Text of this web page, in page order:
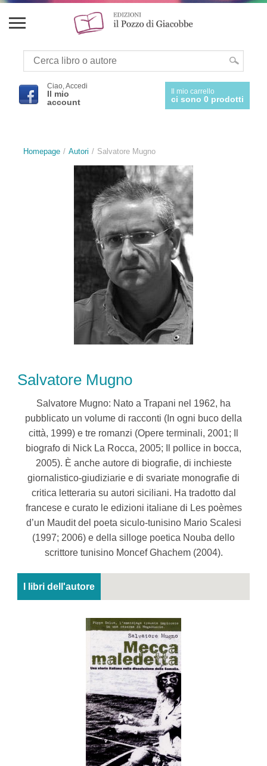
Ciao, Accedi
Il mio
account
Il mio carrello
ci sono 0 prodotti
Homepage Autori Salvatore Mugno
Salvatore Mugno
Salvatore Mugno: Nato a Trapani nel 1962, ha
pubblicato un volume di racconti (In ogni buco della
città, 1999) e tre romanzi (Opere terminali, 2001; Il
biografo di Nick La Rocca, 2005; Il pollice in bocca,
2005). È anche autore di biografie, di inchieste
giornalistico-giudiziarie e di svariate monografie di
critica letteraria su autori siciliani. Ha tradotto dal
francese e curato le edizioni italiane di Les poèmes
d’un Maudit del poeta siculo-tunisino Mario Scalesi
(1997; 2006) e della silloge poetica Nouba dello
scrittore tunisino Moncef Ghachem (2004).
I libri dell'autore